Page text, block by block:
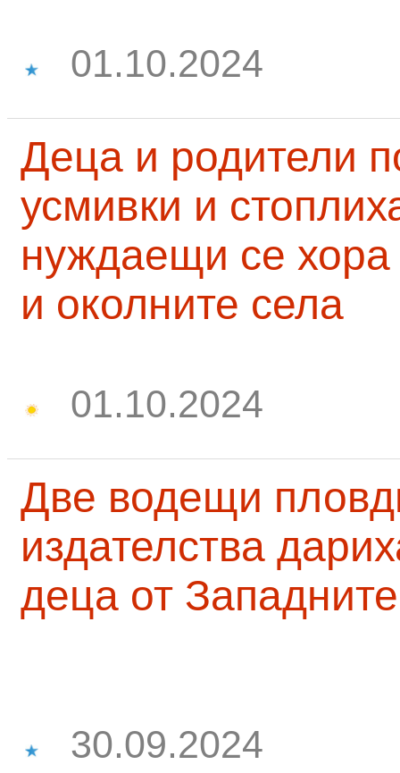
01.10.2024
Деца и родители
усмивки и
нуждаещи се
и околните села
01.10.2024
Две водещи
издателства
деца от
30.09.2024